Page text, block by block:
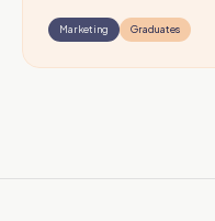
Marketing Graduates